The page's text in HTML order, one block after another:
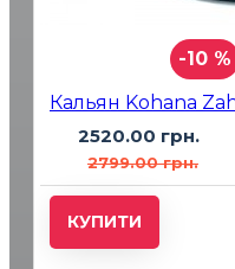
-10 %
2520.00 грн.
2799.00 грн.
КУПИТИ